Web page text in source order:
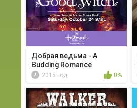
Добрая ведьма - A
Budding Romance
2015 год 0%